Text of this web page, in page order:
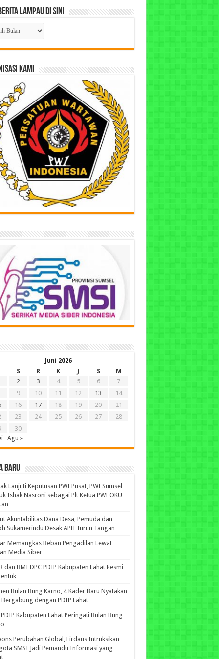
Lampau di Sini
KAMI
Juni 2026
S R K J S
M
2 3 4 5 6
7
9 10 11 12 13
14
16 17 18 19 20
21
23 24 25 26 27
28
30
Agu »
BARU
Lanjuti Keputusan PWI Pusat, PWI Sumsel
Ishak Nasroni sebagai Plt Ketua PWI OKU
Akuntabilitas Dana Desa, Pemuda dan
Sukamerindu Desak APH Turun Tangan
Memangkas Beban Pengadilan Lewat
Media Siber
dan BMI DPC PDIP Kabupaten Lahat Resmi
Bulan Bung Karno, 4 Kader Baru Nyatakan
Bergabung dengan PDIP Lahat
PDIP Kabupaten Lahat Peringati Bulan Bung
Perubahan Global, Firdaus Intruksikan
SMSI Jadi Pemandu Informasi yang